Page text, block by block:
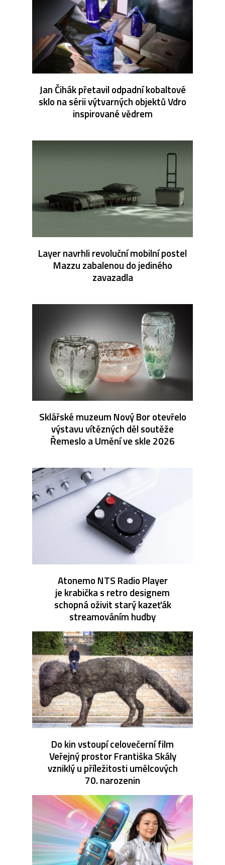
Jan Čihák přetavil odpadní kobaltové
sklo na sérii výtvarných objektů Vdro
inspirované vědrem
Layer navrhli revoluční mobilní postel
Mazzu zabalenou do jediného
zavazadla
Sklářské muzeum Nový Bor otevřelo
výstavu vítězných děl soutěže
Řemeslo a Umění ve skle 2026
Atonemo NTS Radio Player
je krabička s retro designem
schopná oživit starý kazeťák
streamováním hudby
Do kin vstoupí celovečerní film
Veřejný prostor Františka Skály
vzniklý u příležitosti umělcových
70. narozenin